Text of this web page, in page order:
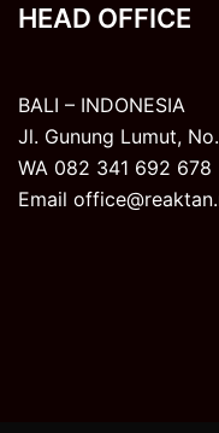
HEAD OFFICE
BALI – INDONESIA
Jl. Gunung Lumut,
WA 082 341 692 678
Email